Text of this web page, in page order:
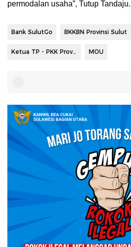
permodalan usaha”, Tutup
Bank SulutGo BKKBN Provinsi Sulut
Ketua TP - PKK Provinsi Sulawesi Utara MOU